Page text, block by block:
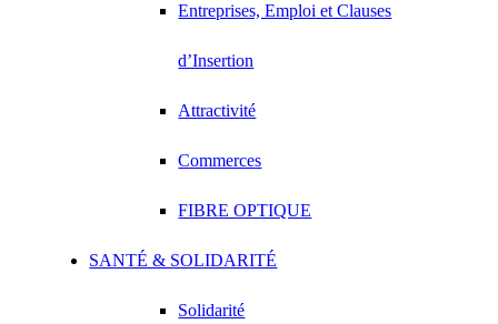
Entreprises, Emploi et Clauses
d’Insertion
Attractivité
Commerces
FIBRE OPTIQUE
SANTÉ & SOLIDARITÉ
Solidarité